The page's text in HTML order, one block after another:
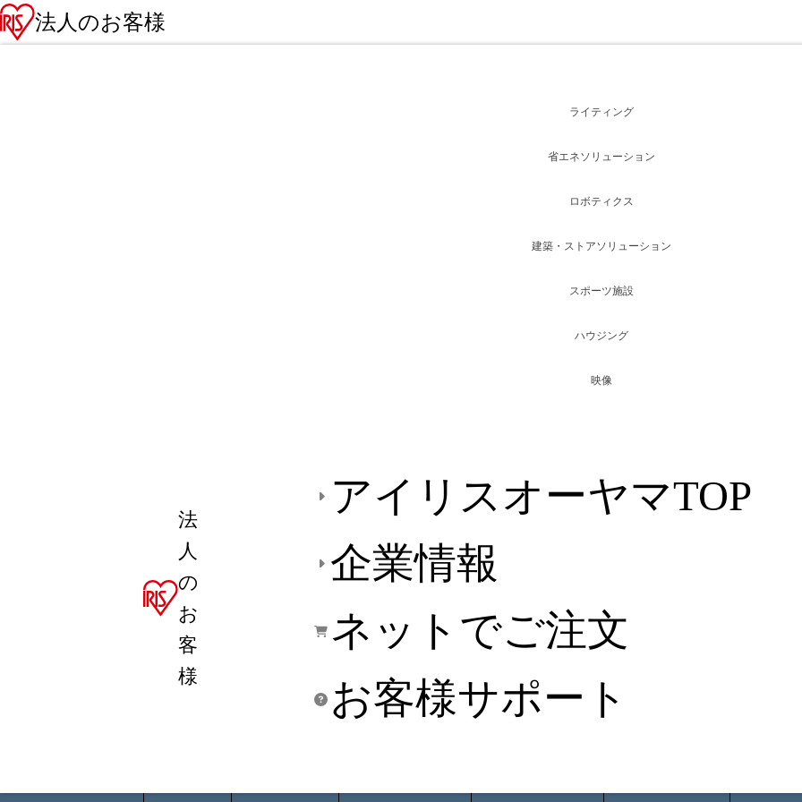
法人のお客様
法
人
の
お
客
様
アイリスオーヤマTOP
企業情報
ネットでご注文
お客様サポート
ライティング
省エネソリューション
ロボティクス
建築・ストアソリューション
スポーツ施設
ハウジング
映像